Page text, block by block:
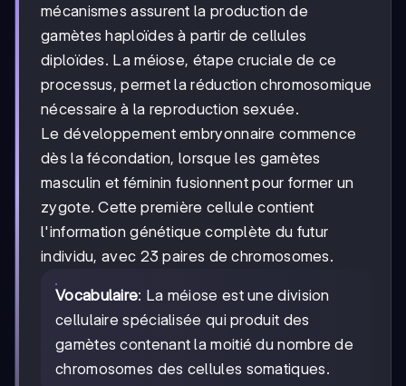
mécanismes assurent la production de
gamètes haploïdes à partir de cellules
diploïdes. La méiose, étape cruciale de ce
processus, permet la réduction chromosomique
nécessaire à la reproduction sexuée.
Le développement embryonnaire commence
dès la fécondation, lorsque les gamètes
masculin et féminin fusionnent pour former un
zygote. Cette première cellule contient
l'information génétique complète du futur
individu, avec 23 paires de chromosomes.
Vocabulaire: La méiose est une division
cellulaire spécialisée qui produit des
gamètes contenant la moitié du nombre de
chromosomes des cellules somatiques.